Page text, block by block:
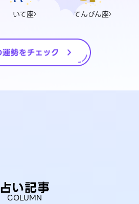
いて座 てんびん座
占い記事
COLUMN